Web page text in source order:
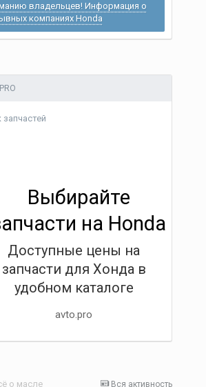
владельцев! Информация о
компаниях Honda
Выбирайте
на Honda
Доступные цены на
запчасти для Хонда в
удобном каталоге
avto.pro
Вся активность
о масле